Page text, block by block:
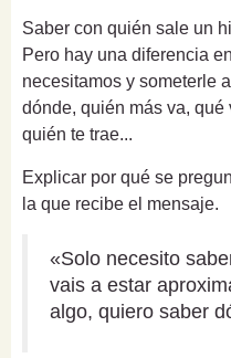
Saber con quién sale un
Pero hay una diferencia
necesitamos y someterle
dónde, quién más va, qué
quién te trae...
Explicar por qué se
la que recibe el mensaje.
«Solo necesito
vais a estar
algo, quiero saber